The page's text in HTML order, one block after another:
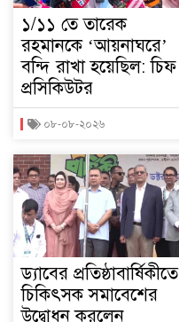
১/১১ তে তারেক
রহমানকে ‘আয়নাঘরে’
বন্দি রাখা হয়েছিল: চিফ
প্রসিকিউটর
০৮-০৮-২০২৬
ড্যাবের প্রতিষ্ঠাবার্ষিকীতে
চিকিৎসক সমাবেশের
উদ্বোধন করলেন